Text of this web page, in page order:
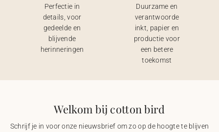
Perfectie in
details, voor
gedeelde en
blijvende
herinneringen
Duurzame en
verantwoorde
inkt, papier en
productie voor
een betere
toekomst
Welkom bij cotton bird
Schrijf je in voor onze nieuwsbrief om zo op de hoogte te blijven